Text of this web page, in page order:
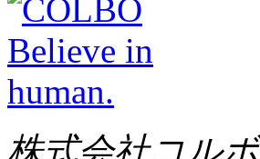
株式会社コルボ